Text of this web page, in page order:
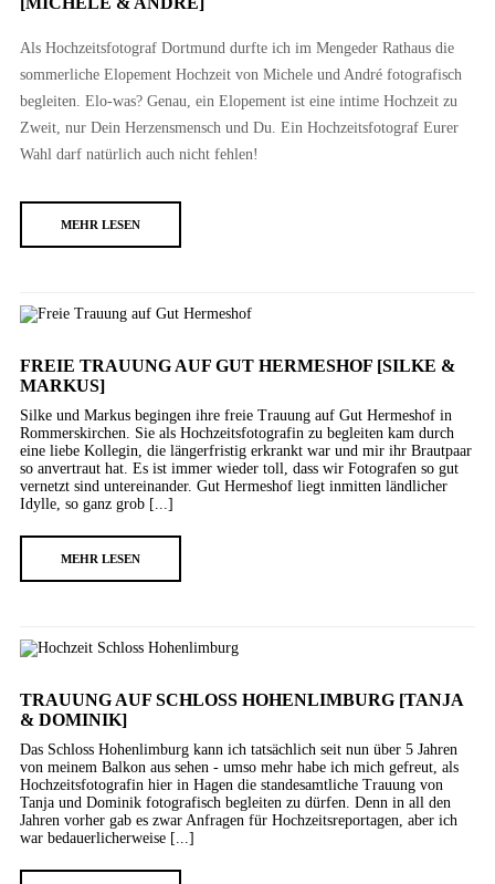
Als Hochzeitsfotograf Dortmund durfte ich im Mengeder Rathaus die
sommerliche Elopement Hochzeit von Michele und André fotografisch
begleiten. Elo-was? Genau, ein Elopement ist eine intime Hochzeit zu
Zweit, nur Dein Herzensmensch und Du. Ein Hochzeitsfotograf Eurer
Wahl darf natürlich auch nicht fehlen!
MEHR LESEN
FREIE TRAUUNG AUF GUT HERMESHOF [SILKE &
MARKUS]
Silke und Markus begingen ihre freie Trauung auf Gut Hermeshof in
Rommerskirchen. Sie als Hochzeitsfotografin zu begleiten kam durch
eine liebe Kollegin, die längerfristig erkrankt war und mir ihr Brautpaar
so anvertraut hat. Es ist immer wieder toll, dass wir Fotografen so gut
vernetzt sind untereinander. Gut Hermeshof liegt inmitten ländlicher
Idylle, so ganz grob [...]
MEHR LESEN
TRAUUNG AUF SCHLOSS HOHENLIMBURG [TANJA
& DOMINIK]
Das Schloss Hohenlimburg kann ich tatsächlich seit nun über 5 Jahren
von meinem Balkon aus sehen - umso mehr habe ich mich gefreut, als
Hochzeitsfotografin hier in Hagen die standesamtliche Trauung von
Tanja und Dominik fotografisch begleiten zu dürfen. Denn in all den
Jahren vorher gab es zwar Anfragen für Hochzeitsreportagen, aber ich
war bedauerlicherweise [...]